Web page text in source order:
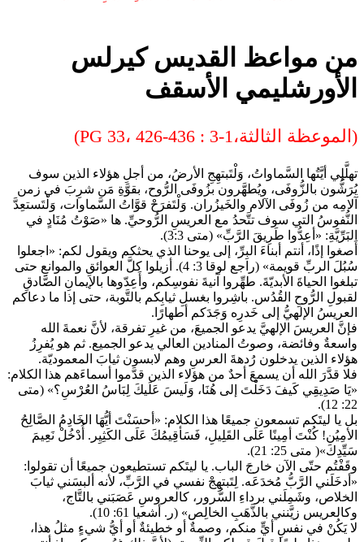
من مواعظ القديس كيرلس
الأورشليمي الأسقف
(الموعظة الثالثة،1-3 : PG 33، 426-436)
تهلَّلِي أيَّتُها السَّماواتُ، وَلْتَبتهِجِ الأرضُ، من أجلِ هؤلاء الذين سوف
يُرَشُّون بالزُّوفَى، ويُطهَّرون بزُوفَى الرُّوح، بقوَّةِ مَن شرِبَ في زمن
آلامِه من زُوفَى الآلام والخَيزُران. وَلْتَفرَحْ قوَّاتُ السَّماوات، وَلْتَستعِدَّ
النُّفوسُ التي سوف تتَّحدُ مع العريسِ الرُّوحيِّ. ها «صَوْتُ مُنَادٍ في
البَرِّيَّةِ: «أعِدُّوا طَرِيقَ الرَّبِّ» (متى 3:3).
أَصغوا إذًا، أنتم أبناءَ البِرِّ، إلى يوحنا الذي يحثكم ويقول لكم: «اجعلوا
سُبُلَ الربِّ قويمة» (راجع لوقا 3: 4). أزيلوا كلَّ العوائقِ والموانعِ حتى
تبلغوا الحياةَ الأبديّةَ. طهِّروا آنيةَ نفوسِكم، وأَعِدّوها بالإيمانِ الصَّادقِ
لقبولِ الرُّوحِ القُدُس. باشِروا بغسلِ ثيابِكم بالتَّوبة، حتى إذا ما دعاكم
العريسُ الإلهيُّ إلى خَدرِه وَجَدَكم أطهارًا.
فإنَّ العريسَ الإلهيَّ يدعو الجميعَ، من غيرِ تفرقة، لأنَّ نعمةَ الله
واسعةٌ وفائضة، وصوتُ المنادين العالي يدعو الجميع. ثم هو يُفرِزُ
هؤلاء الذين يدخلون رُدهةَ العرسِ وهم لابسون ثيابَ المعموديّة.
فلا قدَّرَ الله أن يسمعَ أحدٌ من هؤلاء الذين قدَّموا أسماءَهم هذا الكلام:
«يَا صَدِيقِي كَيفَ دَخَلْتَ إلى هُنَا، وَلَيسَ عَلَيكَ لِبَاسُ العُرْسِ؟» (متى
22: 12).
بل يا ليتَكم تسمعون جميعًا هذا الكلام: «أحسَنْتَ أيُّهَا الخَادِمُ الصَّالِحُ
الأمِيُن! كُنْتَ أمِينًا عَلَى القَلِيلِ، فَسَأقِيمُكَ عَلَى الكَثِيِر. أُدْخُلْ نَعِيمَ
سَيِّدِكَ»( متى 25: 21).
وقَفْتُم حتّى الآن خارجَ الباب. يا ليتَكم تستطيعون جميعًا أن تقولوا:
«أدخَلَني الرَّبُّ مُخدَعَه. لِتَبتهِجْ نفسي في الرَّبِّ، لأنه ألبسَني ثيابَ
الخلاص، وشَمِلَني برداءِ السُّرور، كالعروسِ عَصَبَني بالتَّاج،
وكالعريس زيَّنني بالذَّهَبِ الخالِص» (ر. أشعيا 61: 10).
لا يَكُنْ في نفسِ أيٍّ منكم، وصمةٌ أو خطيئةٌ أو أيُّ شيءٍ مثلُ هذا،